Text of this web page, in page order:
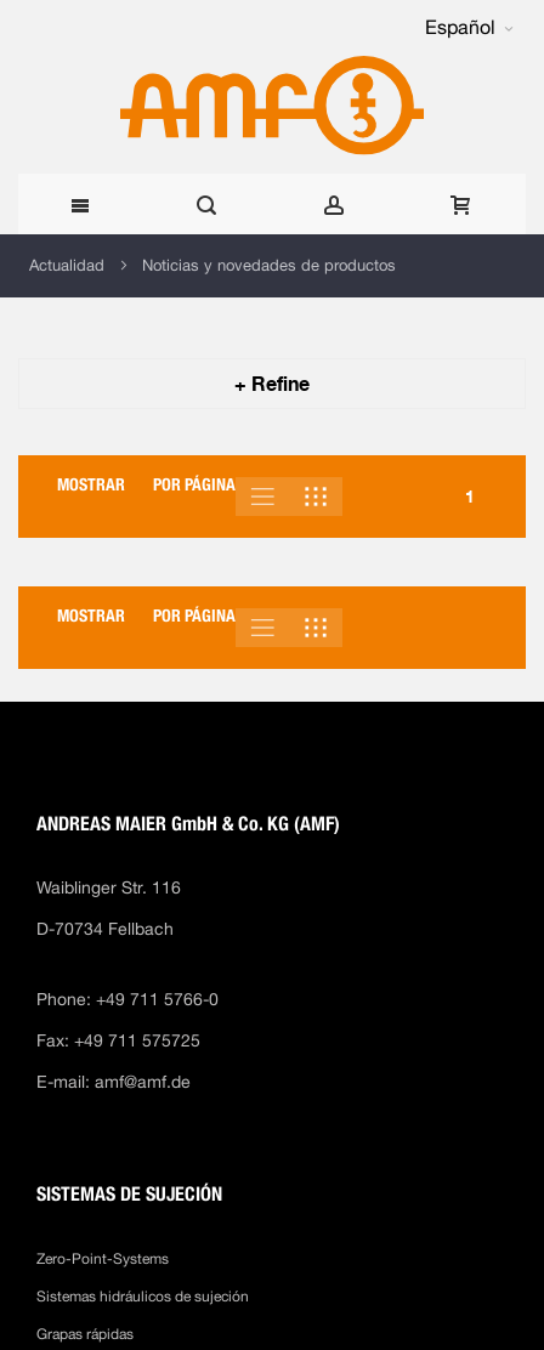
Español
Actualidad Noticias y novedades de productos
+ Refine
MOSTRAR POR PÁGINA
1
VER
COMO
LISTA
MOSTRAR POR PÁGINA
VER
COMO
LISTA
ANDREAS MAIER GmbH & Co. KG (AMF)
Waiblinger Str. 116
D-70734 Fellbach
Phone: +49 711 5766-0
Fax: +49 711 575725
E-mail: amf@amf.de
SISTEMAS DE SUJECIÓN
Zero-Point-Systems
Sistemas hidráulicos de sujeción
Grapas rápidas